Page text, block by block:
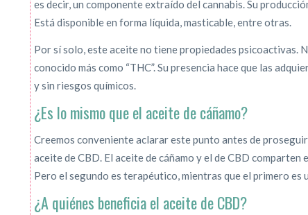
es decir, un componente extraído del cannabis. Su
Está disponible en forma líquida, masticable, entre otras.
Por sí solo, este aceite no tiene propiedades psicoactivas.
conocido más como “THC”. Su presencia hace que las
y sin riesgos químicos.
¿Es lo mismo que el aceite de cáñamo?
Creemos conveniente aclarar este punto antes de
aceite de CBD. El aceite de cáñamo y el de CBD comparten
Pero el segundo es terapéutico, mientras que el primero es
¿A quiénes beneficia el aceite de CBD?